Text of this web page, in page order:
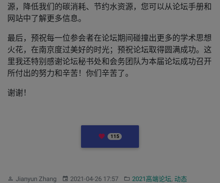
源，降低我们的碳消耗、节约水资源，您可以从论坛手册和
网站中了解更多信息。
最后，预祝每一位参会者在论坛期间碰撞出更多的学术思想
火花，在南京度过美好的时光；预祝论坛取得圆满成功。这
里我还特别感谢论坛秘书处和会务团队为本届论坛成功召开
所付出的努力和辛苦！你们辛苦了。
谢谢！
115LIKES
作者：
Jianyun Zhang 发布：2021-04-26 17:57 分类：
2021高端论坛, 动态